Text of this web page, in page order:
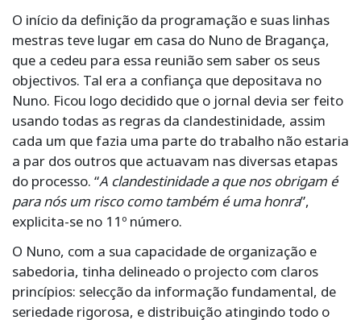
O início da definição da programação e suas linhas
mestras teve lugar em casa do Nuno de Bragança,
que a cedeu para essa reunião sem saber os seus
objectivos. Tal era a confiança que depositava no
Nuno. Ficou logo decidido que o jornal devia ser feito
usando todas as regras da clandestinidade, assim
cada um que fazia uma parte do trabalho não estaria
a par dos outros que actuavam nas diversas etapas
do processo. “A clandestinidade a que nos obrigam é
para nós um risco como também é uma honra”,
explicita-se no 11º número.
O Nuno, com a sua capacidade de organização e
sabedoria, tinha delineado o projecto com claros
princípios: selecção da informação fundamental, de
seriedade rigorosa, e distribuição atingindo todo o